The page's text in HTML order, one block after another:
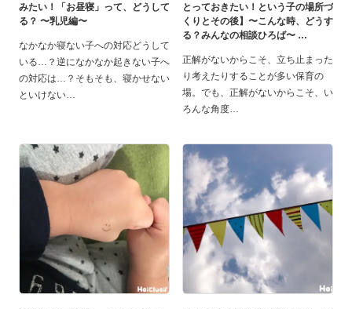
みたい！「お昼寝」って、どうして
る？ 〜乳児編〜
なかなか寝ない子への対応どうして
いる…？逆になかなか起きない子へ
の対応は…？そもそも、寝かせない
といけない
とっておきたい！という子の場所づ
くりとその後】〜こんな時、どうす
る？みんなの相談ひろば〜
正解がないからこそ、立ち止まった
り考えたりすることが多い保育の
場。でも、正解がないからこそ、い
ろんな角度